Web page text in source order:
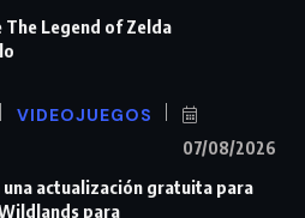
The Legend of Zelda
VIDEOJUEGOS
07/08/2026
actualización gratuita para
para